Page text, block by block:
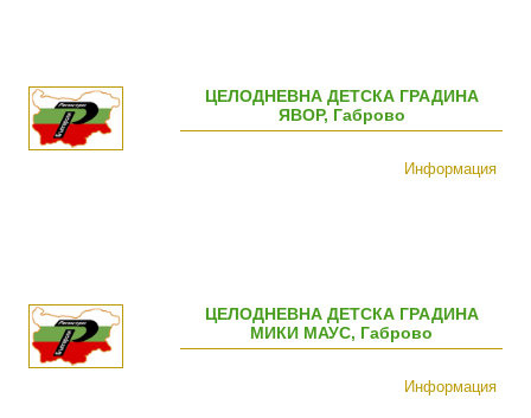
ЦЕЛОДНЕВНА ДЕТСКА ГРАДИНА
ЯВОР, Габрово
Информация
ЦЕЛОДНЕВНА ДЕТСКА ГРАДИНА
МИКИ МАУС, Габрово
Информация